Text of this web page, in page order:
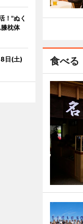
食べる
！"ぬく
枕体
日(土)